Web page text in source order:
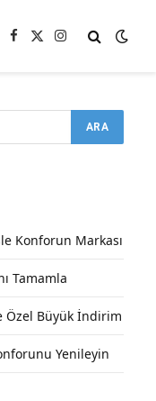
Facebook
X
Instagram
Konforun Markası
Tamamla
Özel Büyük İndirim
Yenileyin